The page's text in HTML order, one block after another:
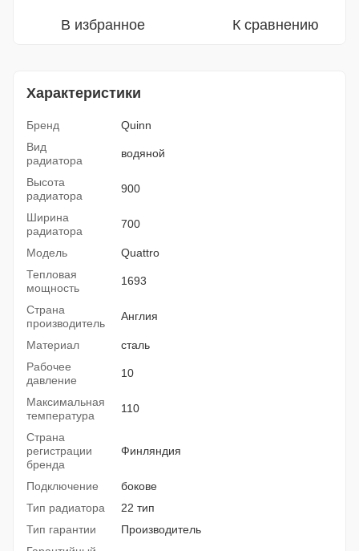
В избранное К сравнению
Характеристики
Бренд
Quinn
Вид
радиатора
водяной
Высота
радиатора
900
Ширина
радиатора
700
Модель
Quattro
Тепловая
мощность
1693
Страна
производитель
Англия
Материал
сталь
Рабочее
давление
10
Максимальная
температура
110
Страна
регистрации
бренда
Финляндия
Подключение
бокове
Тип радиатора
22 тип
Тип гарантии
Производитель